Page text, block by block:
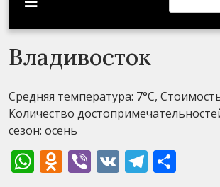
Владивосток
Средняя температура: 7°C,
Количество
сезон: осень
WhatsApp
Odnoklassniki
Viber
VK